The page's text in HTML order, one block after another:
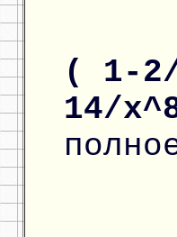
( 1-
14/